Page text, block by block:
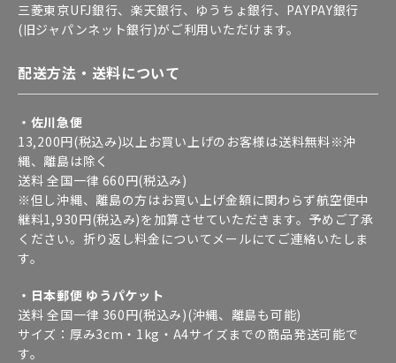
三菱東京UFJ銀行、楽天銀行、ゆうちょ銀行、PAYPAY銀行
(旧ジャパンネット銀行)がご利用いただけます。
配送方法・送料について
・佐川急便
13,200円(税込み)以上お買い上げのお客様は送料無料※沖
縄、離島は除く
送料 全国一律 660円(税込み)
※但し沖縄、離島の方はお買い上げ金額に関わらず航空便中
継料1,930円(税込み)を加算させていただきます。予めご了承
ください。折り返し料金についてメールにてご連絡いたしま
す。
・日本郵便 ゆうパケット
送料 全国一律 360円(税込み)(沖縄、離島も可能)
サイズ：厚み3cm・1kg・A4サイズまでの商品発送可能で
す。